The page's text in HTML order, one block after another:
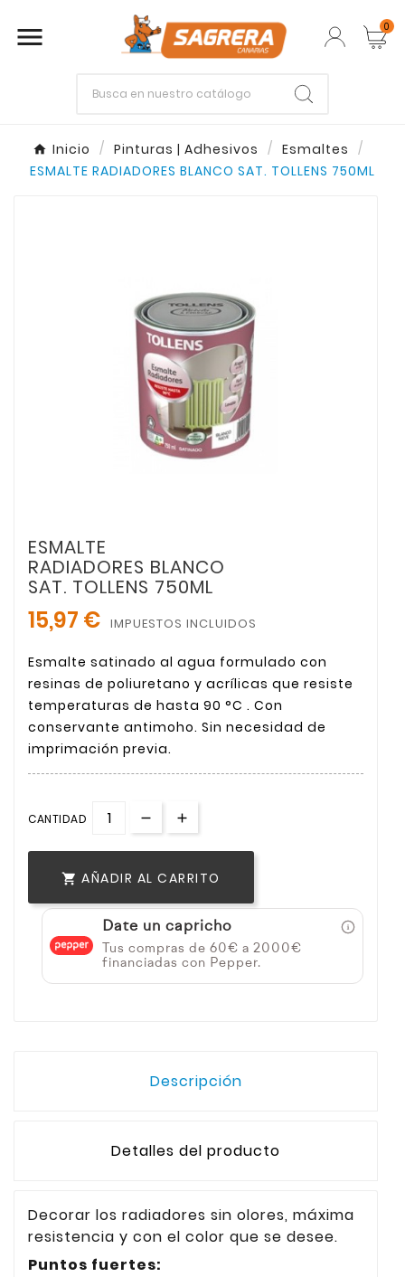
 0
Inicio Pinturas | Adhesivos
Esmaltes
ESMALTE RADIADORES BLANCO SAT. TOLLENS 750ML
ESMALTE
RADIADORES BLANCO
SAT. TOLLENS 750ML
15,97 € IMPUESTOS INCLUIDOS
Esmalte satinado al agua formulado con
resinas de poliuretano y acrílicas que resiste
temperaturas de hasta 90 °C . Con
conservante antimoho. Sin necesidad de
imprimación previa.
CANTIDAD
 AÑADIR AL CARRITO
Date un capricho
Tus compras de 60€ a 2000€
financiadas con Pepper.
Descripción
Detalles del producto
Decorar los radiadores sin olores, máxima
resistencia y con el color que se desee.
Puntos fuertes: